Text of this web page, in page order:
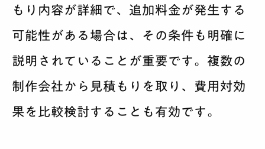
もり内容が詳細で、追加料金が発生する
可能性がある場合は、その条件も明確に
説明されていることが重要です。複数の
制作会社から見積もりを取り、費用対効
果を比較検討することも有効です。